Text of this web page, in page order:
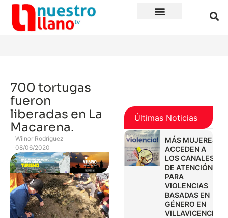
700 tortugas
fueron
liberadas en La
Macarena.
Wilnor Rodríguez
08/06/2020
Últimas Noticias
MÁS MUJERES
ACCEDEN A
LOS CANALES
DE ATENCIÓN
PARA
VIOLENCIAS
BASADAS EN
GÉNERO EN
VILLAVICENCIO